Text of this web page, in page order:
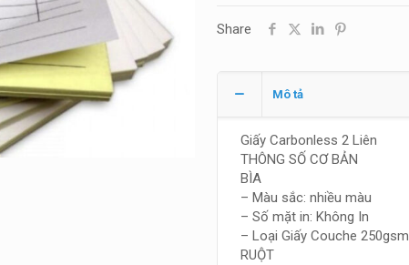
lượng
Share
Mô tả
Giấy Carbonless 2 Liên
THÔNG SỐ CƠ BẢN
BÌA
– Màu sắc: nhiều màu
– Số mặt in: Không In
– Loại Giấy Couche 250gsm
RUỘT